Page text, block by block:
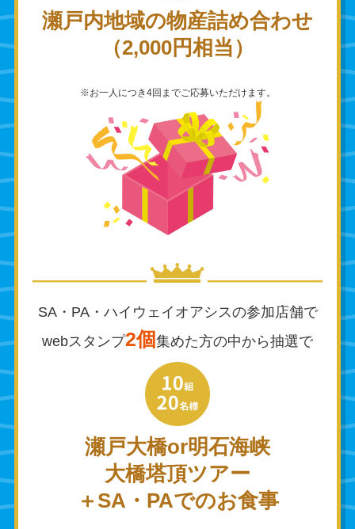
瀬戸内地域の物産詰め合わせ
（2,000円相当）
※お一人につき4回までご応募いただけます。
SA・PA・ハイウェイオアシスの参加店舗で
webスタンプ2個集めた方の中から抽選で
瀬戸大橋or明石海峡
大橋塔頂ツアー
＋SA・PAでのお食事